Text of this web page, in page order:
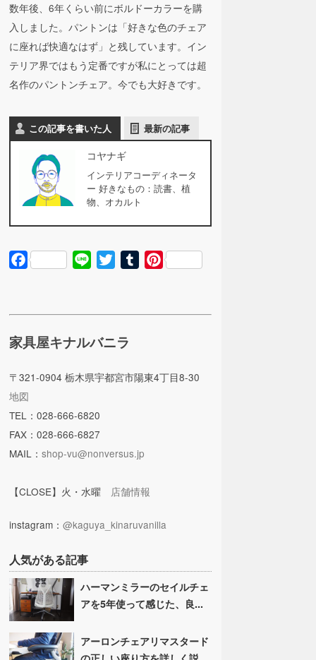
数年後、6年くらい前にボルドーカラーを購
入しました。パントンは「好きな色のチェア
に座れば快適なはず」と残しています。イン
テリア界ではもう定番ですが私にとっては超
名作のパントンチェア。今でも大好きです。
この記事を書いた人 最新の記事
コヤナギ
インテリアコーディネータ
ー 好きなもの：読書、植
物、オカルト
Facebook Line TwitterTumblrPinterest
家具屋キナルバニラ
〒321-0904 栃木県宇都宮市陽東4丁目8-30
地図
TEL：028-666-6820
FAX：028-666-6827
MAIL：shop-vu@nonversus.jp
【CLOSE】火・水曜 店舗情報
instagram：@kaguya_kinaruvanilla
人気がある記事
ハーマンミラーのセイルチェ
アを5年使って感じた、良...
アーロンチェアリマスタード